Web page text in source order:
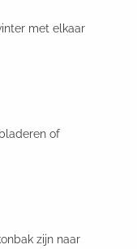
met elkaar
of
zijn naar